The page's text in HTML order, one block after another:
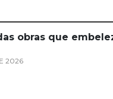
obras que
2026